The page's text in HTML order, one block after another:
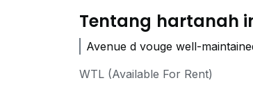
Tentang hartanah
Avenue d vouge well-
WTL (Available For Rent)